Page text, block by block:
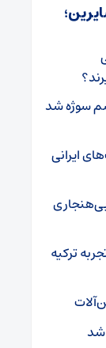
سوژه شد
ایرانی
تجربه ترکیه
شد